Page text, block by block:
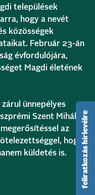
települések
hogy a nevét
közösségek
Február 23-án
évfordulójára,
Magdi életének
ünnepélyes
Szent Mihály
az
hogy
küldetés is.
feliratkozás hírlevélre